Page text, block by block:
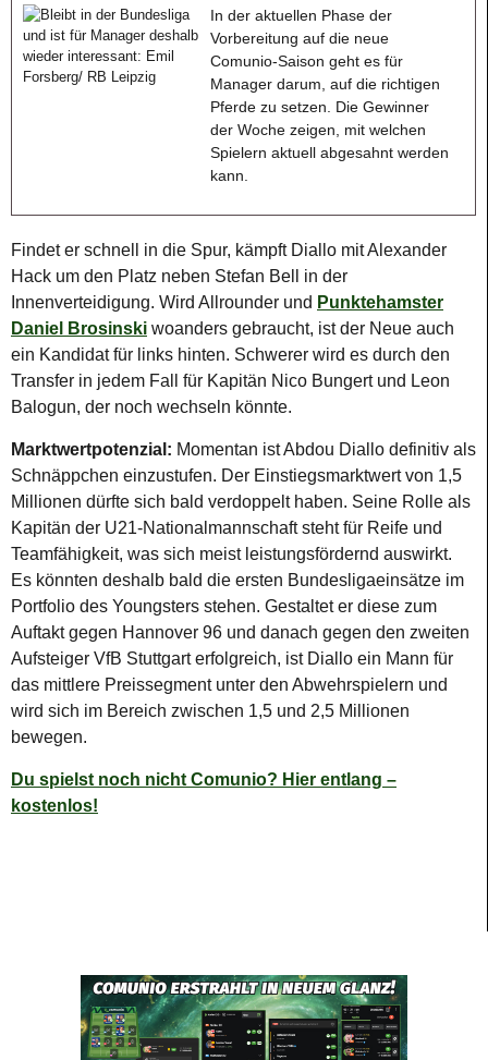
In der aktuellen Phase der
Vorbereitung auf die neue
Comunio-Saison geht es für
Manager darum, auf die richtigen
Pferde zu setzen. Die Gewinner
der Woche zeigen, mit welchen
Spielern aktuell abgesahnt werden
kann.
Findet er schnell in die Spur, kämpft Diallo mit Alexander
Hack um den Platz neben Stefan Bell in der
Innenverteidigung. Wird Allrounder und Punktehamster
Daniel Brosinski woanders gebraucht, ist der Neue auch
ein Kandidat für links hinten. Schwerer wird es durch den
Transfer in jedem Fall für Kapitän Nico Bungert und Leon
Balogun, der noch wechseln könnte.
Marktwertpotenzial: Momentan ist Abdou Diallo definitiv als
Schnäppchen einzustufen. Der Einstiegsmarktwert von 1,5
Millionen dürfte sich bald verdoppelt haben. Seine Rolle als
Kapitän der U21-Nationalmannschaft steht für Reife und
Teamfähigkeit, was sich meist leistungsfördernd auswirkt.
Es könnten deshalb bald die ersten Bundesligaeinsätze im
Portfolio des Youngsters stehen. Gestaltet er diese zum
Auftakt gegen Hannover 96 und danach gegen den zweiten
Aufsteiger VfB Stuttgart erfolgreich, ist Diallo ein Mann für
das mittlere Preissegment unter den Abwehrspielern und
wird sich im Bereich zwischen 1,5 und 2,5 Millionen
bewegen.
Du spielst noch nicht Comunio? Hier entlang –
kostenlos!